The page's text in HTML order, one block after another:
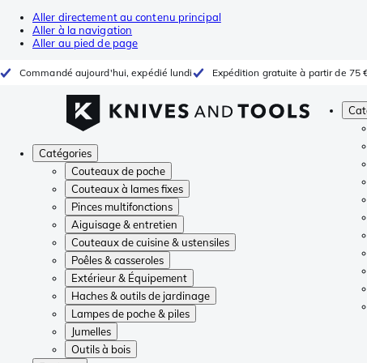
Aller directement au contenu principal
Aller à la navigation
Aller au pied de page
Commandé aujourd'hui, expédié lundi Expédition gratuite à partir de 75
Catégories
Couteaux de poche
Couteaux à lames fixes
Pinces multifonctions
Aiguisage & entretien
Couteaux de cuisine & ustensiles
Poêles & casseroles
Extérieur & Équipement
Haches & outils de jardinage
Lampes de poche & piles
Jumelles
Outils à bois